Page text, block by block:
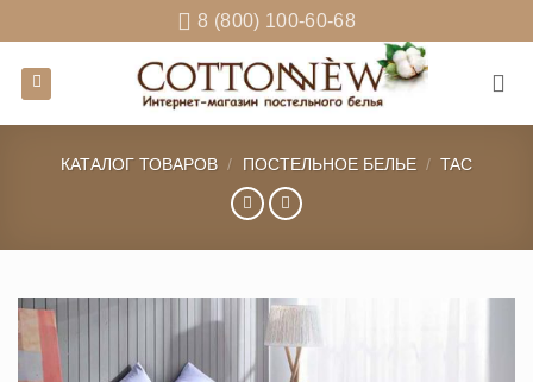
to
content
8 (800) 100-60-68
КАТАЛОГ ТОВАРОВ / ПОСТЕЛЬНОЕ БЕЛЬЕ / TAC